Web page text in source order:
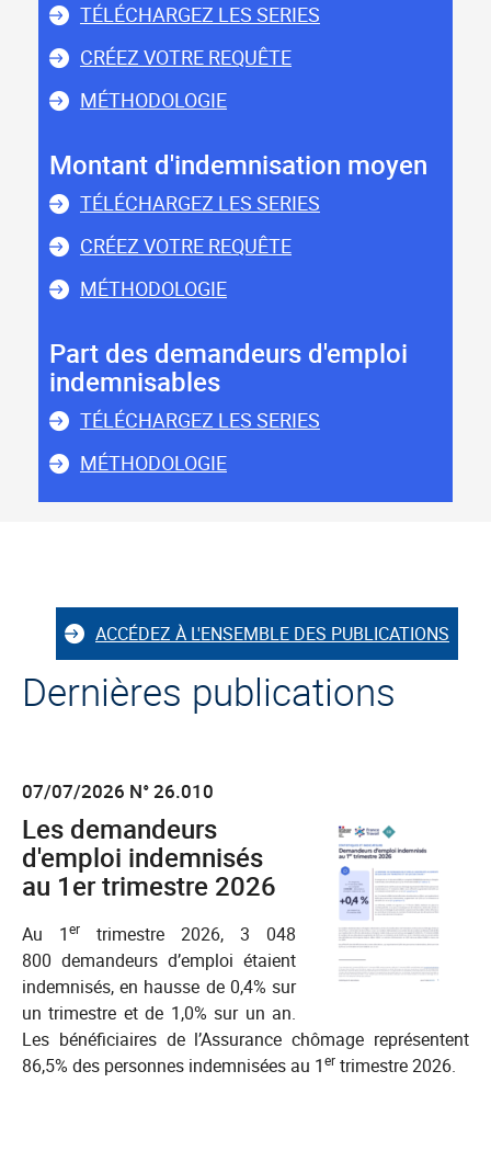
TÉLÉCHARGEZ LES SERIES
CRÉEZ VOTRE REQUÊTE
MÉTHODOLOGIE
Montant d'indemnisation moyen
TÉLÉCHARGEZ LES SERIES
CRÉEZ VOTRE REQUÊTE
MÉTHODOLOGIE
Part des demandeurs d'emploi
indemnisables
TÉLÉCHARGEZ LES SERIES
MÉTHODOLOGIE
ACCÉDEZ À L'ENSEMBLE DES PUBLICATIONS
Dernières publications
07/07/2026 N° 26.010
Les demandeurs
d'emploi indemnisés
au 1er trimestre 2026
Au 1er
trimestre 2026, 3 048
800 demandeurs d’emploi étaient
indemnisés, en hausse de 0,4% sur
un trimestre et de 1,0% sur un an.
Les bénéficiaires de l’Assurance chômage représentent
86,5% des personnes indemnisées au 1er trimestre 2026.